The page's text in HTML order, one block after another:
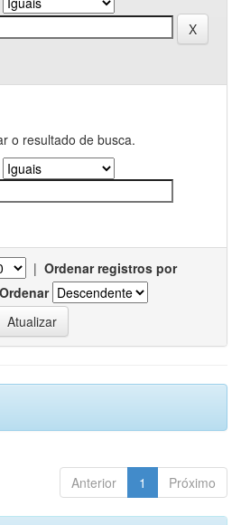
o resultado de busca.
| Ordenar registros por
Ordenar
Anterior 1 Próximo